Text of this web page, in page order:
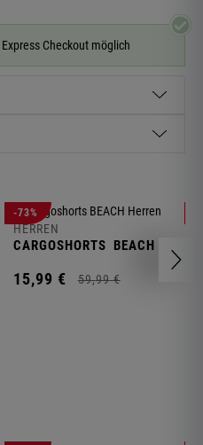
Express Checkout möglich
-73%
HERREN
CARGOSHORTS BEACH
15,99 € 59,99 €